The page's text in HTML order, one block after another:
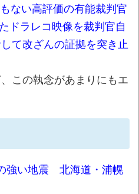
同室で「着替えられな
めぐる格差とか れいわ
」に改名とか 「週刊少
が初の100万部割れと
産業が「プチプチ株式会
ックはサービスエリア
らず走るし流問題解決じ
ない高評価の有能裁判官
ドラレコ映像を裁判官自
て改ざんの証拠を突き止
この執念があまりにもエ
強い地震 北海道・浦幌